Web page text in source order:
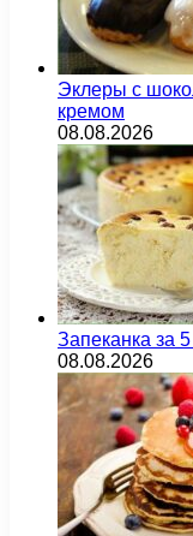
Эклеры с
кремом
08.08.2026
Запеканка за
08.08.2026